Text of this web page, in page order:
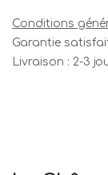
Conditions
Garantie
Livraison : 2-3